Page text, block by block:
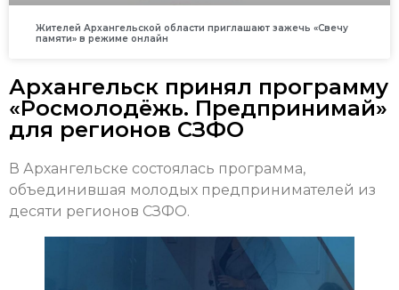
Жителей Архангельской области приглашают зажечь «Свечу
памяти» в режиме онлайн
Архангельск принял программу
«Росмолодёжь. Предпринимай»
для регионов СЗФО
В Архангельске состоялась программа,
объединившая молодых предпринимателей из
десяти регионов СЗФО.